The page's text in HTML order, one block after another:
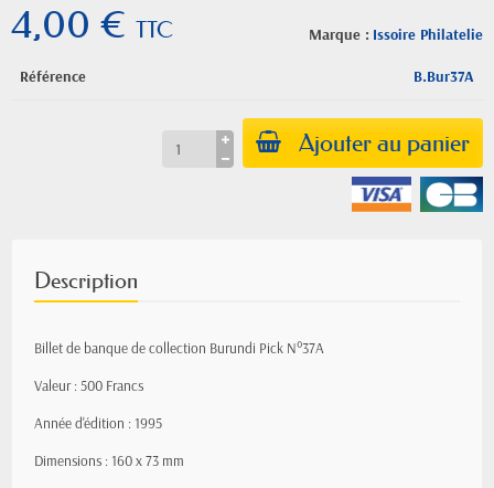
Marque : Issoire Philatelie
4,00 € TTC
Référence B.Bur37A
Ajouter au panier
Description
Billet de banque de collection Burundi Pick N°37A
Valeur : 500 Francs
Année d'édition : 1995
Dimensions : 160 x 73 mm